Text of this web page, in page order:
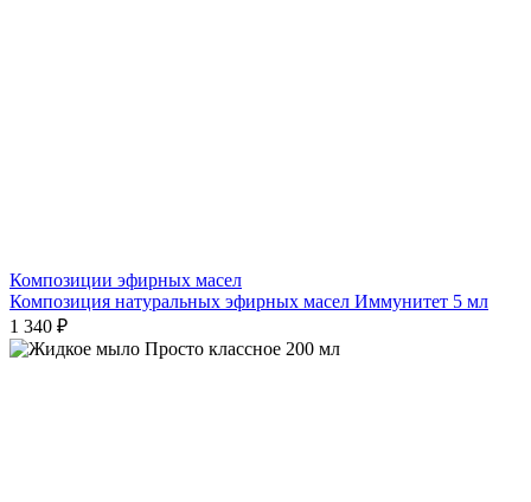
Композиции эфирных масел
Композиция натуральных эфирных масел Иммунитет 5 мл
1 340 ₽